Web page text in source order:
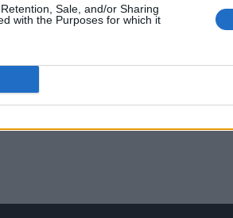
Sale, and/or Sharing
with the Purposes for which it